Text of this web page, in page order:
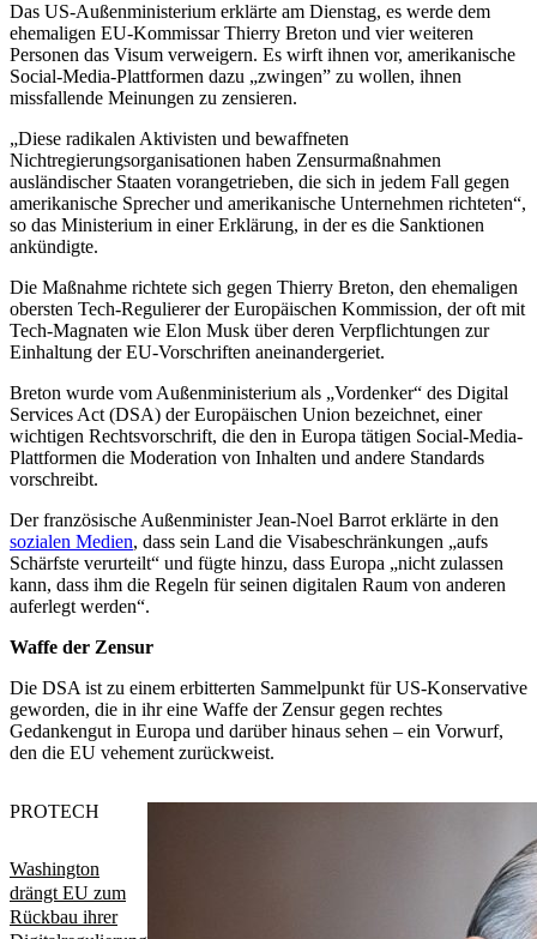
Das US-Außenministerium erklärte am Dienstag, es werde dem
ehemaligen EU-Kommissar Thierry Breton und vier weiteren
Personen das Visum verweigern. Es wirft ihnen vor, amerikanische
Social-Media-Plattformen dazu „zwingen” zu wollen, ihnen
missfallende Meinungen zu zensieren.
„Diese radikalen Aktivisten und bewaffneten
Nichtregierungsorganisationen haben Zensurmaßnahmen
ausländischer Staaten vorangetrieben, die sich in jedem Fall gegen
amerikanische Sprecher und amerikanische Unternehmen richteten“,
so das Ministerium in einer Erklärung, in der es die Sanktionen
ankündigte.
Die Maßnahme richtete sich gegen Thierry Breton, den ehemaligen
obersten Tech-Regulierer der Europäischen Kommission, der oft mit
Tech-Magnaten wie Elon Musk über deren Verpflichtungen zur
Einhaltung der EU-Vorschriften aneinandergeriet.
Breton wurde vom Außenministerium als „Vordenker“ des Digital
Services Act (DSA) der Europäischen Union bezeichnet, einer
wichtigen Rechtsvorschrift, die den in Europa tätigen Social-Media-
Plattformen die Moderation von Inhalten und andere Standards
vorschreibt.
Der französische Außenminister Jean-Noel Barrot erklärte in den
sozialen Medien, dass sein Land die Visabeschränkungen „aufs
Schärfste verurteilt“ und fügte hinzu, dass Europa „nicht zulassen
kann, dass ihm die Regeln für seinen digitalen Raum von anderen
auferlegt werden“.
Waffe der Zensur
Die DSA ist zu einem erbitterten Sammelpunkt für US-Konservative
geworden, die in ihr eine Waffe der Zensur gegen rechtes
Gedankengut in Europa und darüber hinaus sehen – ein Vorwurf,
den die EU vehement zurückweist.
Washington
drängt EU zum
Rückbau ihrer
PROTECH